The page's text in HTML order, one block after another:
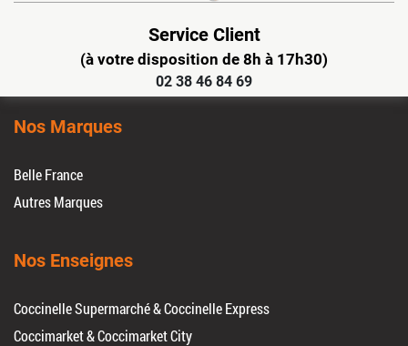
Service Client
(à votre disposition de 8h à 17h30)
02 38 46 84 69
Nos Marques
Belle France
Autres Marques
Nos Enseignes
Coccinelle Supermarché & Coccinelle Express
Coccimarket & Coccimarket City